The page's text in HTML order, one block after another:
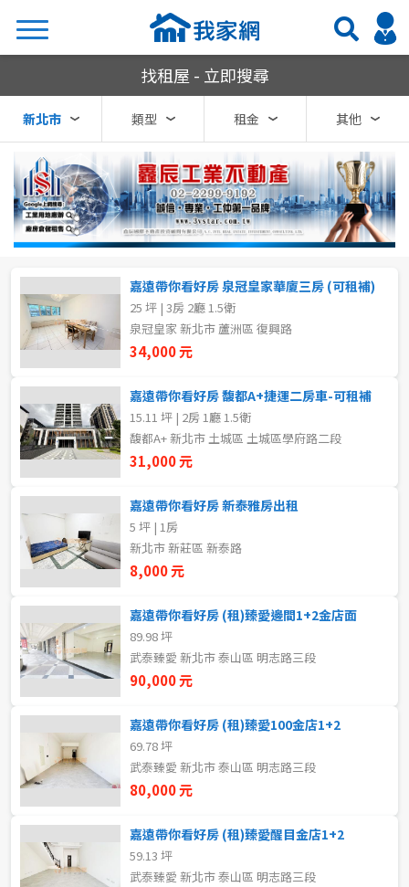
熱門關鍵字
台北市
基隆市
新北市
宜蘭縣
新竹市
新竹縣
苗栗縣
台中市
彰化縣
雲林縣
嘉義縣
深坑區
烏來區
永和區
類型(可複選)
不拘 整層住家
雅房 其他住宅
辦公 住辦 廠房
車位
不拘
20坪以下
20~30 坪
40~50 坪 50~60 坪
新北市租屋找租屋 - 立即搜尋
新北市 類型 租金 其他
嘉遠帶你看好房 泉冠皇家華廈三房 (可租補)
25 坪 | 3房 2廳 1.5衛
泉冠皇家 新北市 蘆洲區 復興路
34,000 元
嘉遠帶你看好房 馥都A+捷運二房車-可租補
15.11 坪 | 2房 1廳 1.5衛
馥都A+ 新北市 土城區 土城區學府路二段
31,000 元
嘉遠帶你看好房 新泰雅房出租
5 坪 | 1房
新北市 新莊區 新泰路
8,000 元
嘉遠帶你看好房 (租)臻愛邊間1+2金店面
89.98 坪
武泰臻愛 新北市 泰山區 明志路三段
90,000 元
嘉遠帶你看好房 (租)臻愛100金店1+2
69.78 坪
武泰臻愛 新北市 泰山區 明志路三段
80,000 元
嘉遠帶你看好房 (租)臻愛醒目金店1+2
59.13 坪
武泰臻愛 新北市 泰山區 明志路三段